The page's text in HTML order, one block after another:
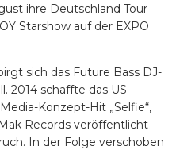
ihre Deutschland Tour
Starshow auf der EXPO
sich das Future Bass DJ-
2014 schaffte das US-
Konzept-Hit „Selfie“,
Records veröffentlicht
In der Folge verschoben